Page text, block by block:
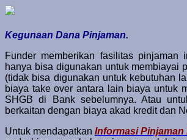
Kegunaan Dana Pinjaman.
Funder memberikan fasilitas pinjaman
hanya bisa digunakan untuk membiayai
(tidak bisa digunakan untuk kebutuhan
biaya take over antara lain biaya untuk
SHGB di Bank sebelumnya. Atau
berkaitan dengan biaya akad kredit dan
Untuk mendapatkan Informasi Pinjaman